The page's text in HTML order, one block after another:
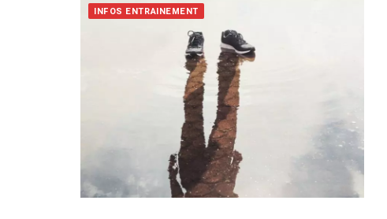
INFOS ENTRAINEMENT